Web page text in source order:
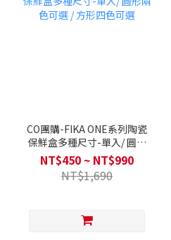
CO團購-FIKA ONE系列陶瓷
保鮮盒多種尺寸-單入/ 圓形
兩色可選 / 方形四色可選
NT$450 ~ NT$990
NT$1,690